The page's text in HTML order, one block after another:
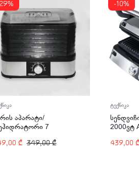
აპარატი/
7
FD110-2830
₾ 349,00₾
-10%
ტექნიკა
2000ვტ
439,00